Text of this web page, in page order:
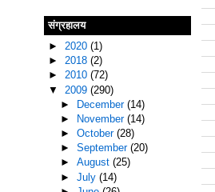
संग्रहालय
► 2020 (1)
► 2018 (2)
► 2010 (72)
▼ 2009 (290)
►
December (14)
►
November (14)
► October (28)
► September (20)
► August (25)
► July (14)